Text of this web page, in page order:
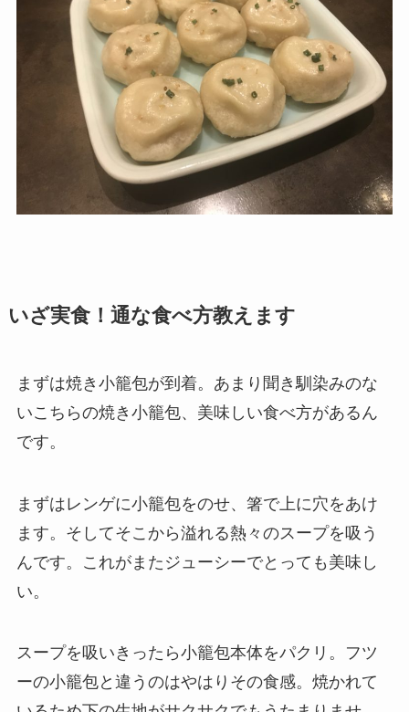
いざ実食！通な食べ方教えます
まずは焼き小籠包が到着。あまり聞き馴染みのな
いこちらの焼き小籠包、美味しい食べ方があるん
です。
まずはレンゲに小籠包をのせ、箸で上に穴をあけ
ます。そしてそこから溢れる熱々のスープを吸う
んです。これがまたジューシーでとっても美味し
い。
スープを吸いきったら小籠包本体をパクリ。フツ
ーの小籠包と違うのはやはりその食感。焼かれて